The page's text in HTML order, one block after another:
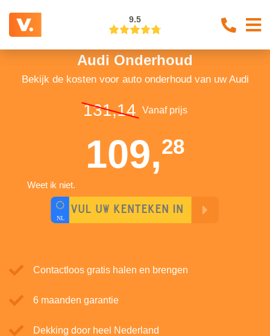
9.5
Audi Onderhoud
Bekijk de kosten voor auto onderhoud van uw Audi
131,14 Vanaf prijs
109,28
Weet ik niet.
Contactloos gratis halen en brengen
6 maanden garantie
Dekking door heel Nederland